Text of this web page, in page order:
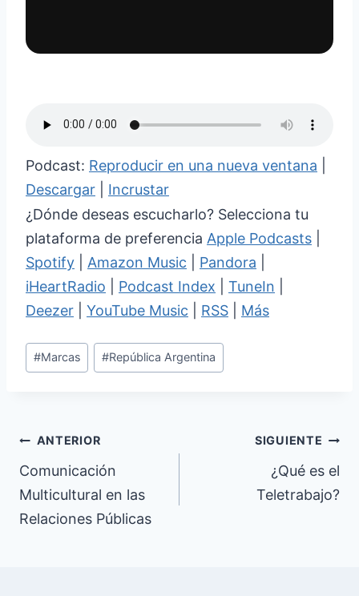
Podcast: Reproducir en una nueva ventana
Descargar
Incrustar
¿Dónde deseas escucharlo? Selecciona tu
plataforma de preferencia Apple Podcasts
Spotify
Amazon Music Pandora
iHeartRadio
Podcast Index TuneIn
Deezer
YouTube Music RSS Más
Etiquetas
de
#Marcas #República Argentina
Navegación
de
entradas
ANTERIOR
Comunicación
Multicultural en las
Relaciones Públicas
SIGUIENTE
¿Qué es el
Teletrabajo?